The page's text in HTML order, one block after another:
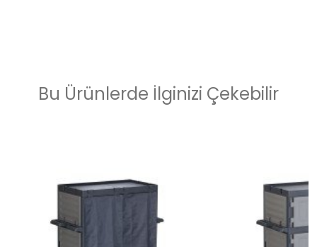
Bu Ürünlerde İlginizi Çekebilir